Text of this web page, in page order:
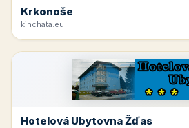
Krkonoše
kinchata.eu
Hotelová Ubytovna Žďas